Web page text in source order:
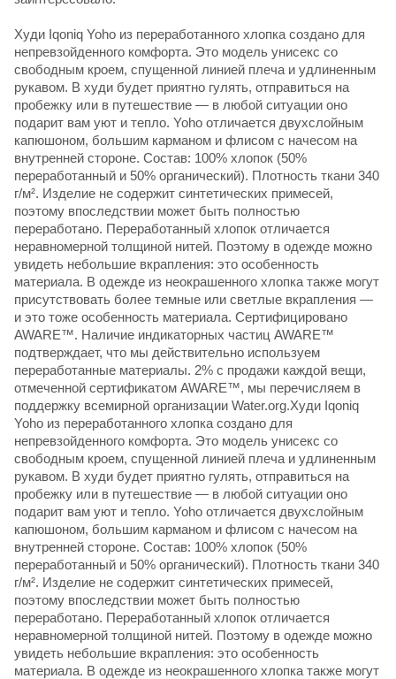
Худи Iqoniq Yoho из переработанного хлопка создано для
непревзойденного комфорта. Это модель унисекс со
свободным кроем, спущенной линией плеча и удлиненным
рукавом. В худи будет приятно гулять, отправиться на
пробежку или в путешествие — в любой ситуации оно
подарит вам уют и тепло. Yoho отличается двухслойным
капюшоном, большим карманом и флисом с начесом на
внутренней стороне. Состав: 100% хлопок (50%
переработанный и 50% органический). Плотность ткани 340
г/м². Изделие не содержит синтетических примесей,
поэтому впоследствии может быть полностью
переработано. Переработанный хлопок отличается
неравномерной толщиной нитей. Поэтому в одежде можно
увидеть небольшие вкрапления: это особенность
материала. В одежде из неокрашенного хлопка также могут
присутствовать более темные или светлые вкрапления —
и это тоже особенность материала. Сертифицировано
AWARE™. Наличие индикаторных частиц AWARE™
подтверждает, что мы действительно используем
переработанные материалы. 2% с продажи каждой вещи,
отмеченной сертификатом AWARE™, мы перечисляем в
поддержку всемирной организации Water.org.Худи Iqoniq
Yoho из переработанного хлопка создано для
непревзойденного комфорта. Это модель унисекс со
свободным кроем, спущенной линией плеча и удлиненным
рукавом. В худи будет приятно гулять, отправиться на
пробежку или в путешествие — в любой ситуации оно
подарит вам уют и тепло. Yoho отличается двухслойным
капюшоном, большим карманом и флисом с начесом на
внутренней стороне. Состав: 100% хлопок (50%
переработанный и 50% органический). Плотность ткани 340
г/м². Изделие не содержит синтетических примесей,
поэтому впоследствии может быть полностью
переработано. Переработанный хлопок отличается
неравномерной толщиной нитей. Поэтому в одежде можно
увидеть небольшие вкрапления: это особенность
материала. В одежде из неокрашенного хлопка также могут